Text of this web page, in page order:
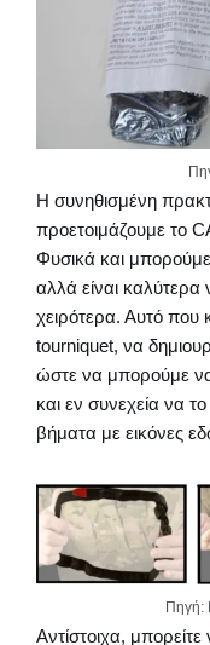
Η συνηθισμένη
προετοιμάζουμε το
Φυσικά και
αλλά είναι καλύτερα
χειρότερα. Αυτό που
tourniquet, να
ώστε να μπορούμε
και εν συνεχεία να
βήματα με εικόνες
Πηγή:
Αντίστοιχα, μπορείτε